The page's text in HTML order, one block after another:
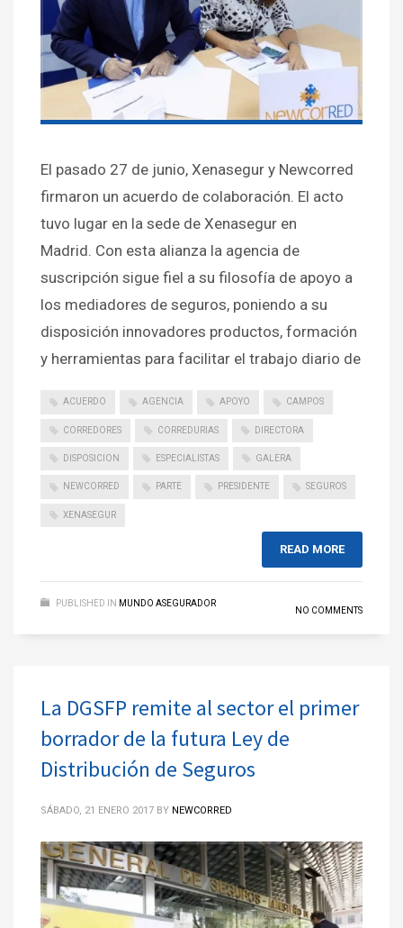
El pasado 27 de junio, Xenasegur y Newcorred
firmaron un acuerdo de colaboración. El acto
tuvo lugar en la sede de Xenasegur en
Madrid. Con esta alianza la agencia de
suscripción sigue fiel a su filosofía de apoyo a
los mediadores de seguros, poniendo a su
disposición innovadores productos, formación
y herramientas para facilitar el trabajo diario de
ACUERDO AGENCIA APOYO CAMPOS
CORREDORES CORREDURIAS DIRECTORA
DISPOSICION ESPECIALISTAS GALERA
NEWCORRED PARTE PRESIDENTE SEGUROS
XENASEGUR
READ MORE
PUBLISHED IN MUNDO ASEGURADOR
NO COMMENTS
La DGSFP remite al sector el primer
borrador de la futura Ley de
Distribución de Seguros
SÁBADO, 21 ENERO 2017 BY NEWCORRED